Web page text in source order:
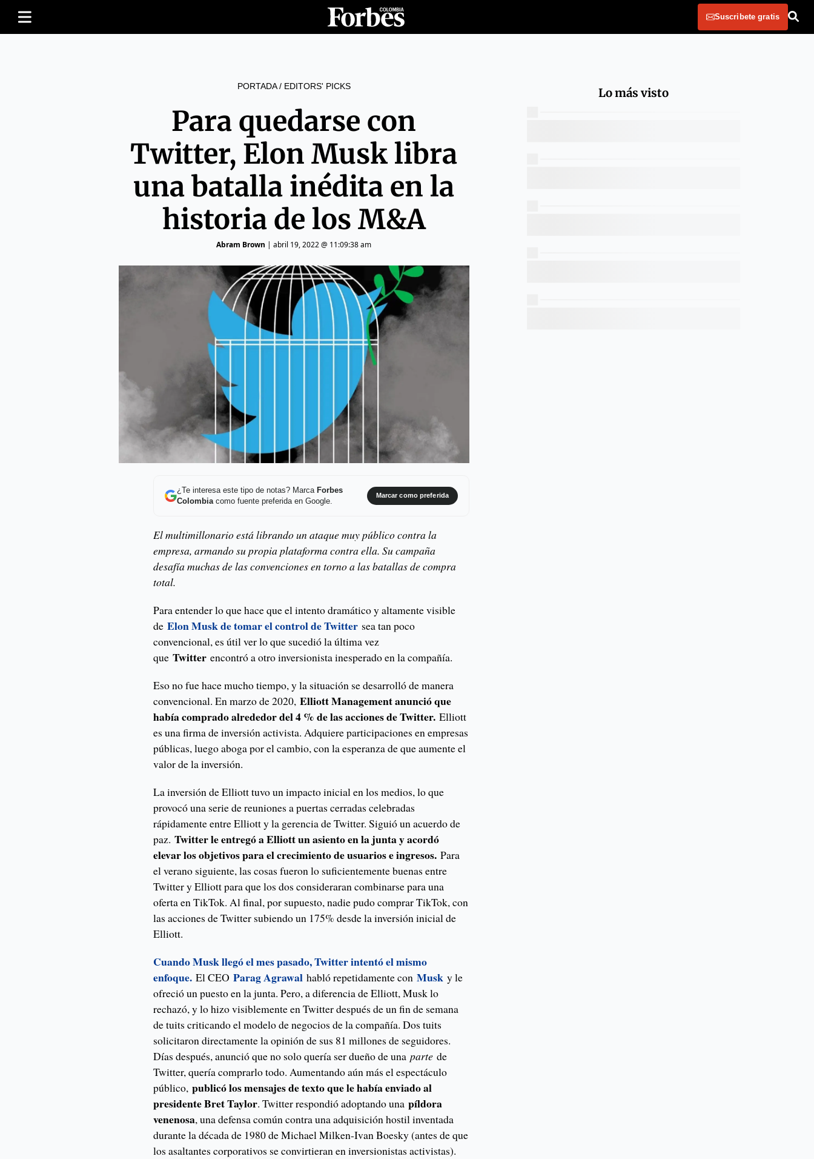
Suscribete gratis
PORTADA/ EDITORS' PICKS
Para quedarse con
Twitter, Elon Musk libra
una batalla inédita en la
historia de los M&A
Abram Brown | abril 19, 2022 @ 11:09:38 am
¿Te interesa este tipo de notas? Marca Forbes
Colombiacomo fuente preferida en Google.
Marcar como preferida
El multimillonario está librando un ataque muy público contra la
empresa, armando su propia plataforma contra ella. Su campaña
desafía muchas de las convenciones en torno a las batallas de compra
total.
Para entender lo que hace que el intento dramático y altamente visible
deElon Musk de tomar el control de Twitter sea tan poco
convencional, es útil ver lo que sucedió la última vez
queTwitter encontró a otro inversionista inesperado en la compañía.
Eso no fue hace mucho tiempo, y la situación se desarrolló de manera
convencional. En marzo de 2020,Elliott Management anunció que
había comprado alrededor del 4 % de las acciones de Twitter. Elliott
es una firma de inversión activista. Adquiere participaciones en empresas
públicas, luego aboga por el cambio, con la esperanza de que aumente el
valor de la inversión.
La inversión de Elliott tuvo un impacto inicial en los medios, lo que
provocó una serie de reuniones a puertas cerradas celebradas
rápidamente entre Elliott y la gerencia de Twitter. Siguió un acuerdo de
paz.Twitter le entregó a Elliott un asiento en la junta y acordó
elevar los objetivos para el crecimiento de usuarios e ingresos.Para
el verano siguiente, las cosas fueron lo suficientemente buenas entre
Twitter y Elliott para que los dos consideraran combinarse para una
oferta en TikTok. Al final, por supuesto, nadie pudo comprar TikTok, con
las acciones de Twitter subiendo un 175% desde la inversión inicial de
Elliott.
Cuando Musk llegó el mes pasado, Twitter intentó el mismo
enfoque. El CEOParag Agrawalhabló repetidamente conMusky le
ofreció un puesto en la junta. Pero, a diferencia de Elliott, Musk lo
rechazó, y lo hizo visiblemente en Twitter después de un fin de semana
de tuits criticando el modelo de negocios de la compañía. Dos tuits
solicitaron directamente la opinión de sus 81 millones de seguidores.
Días después, anunció que no solo quería ser dueño de unaparte de
Twitter, quería comprarlo todo. Aumentando aún más el espectáculo
público,publicó los mensajes de texto que le había enviado al
presidente Bret Taylor. Twitter respondió adoptando unapíldora
venenosa, una defensa común contra una adquisición hostil inventada
durante la década de 1980 de Michael Milken-Ivan Boesky (antes de que
los asaltantes corporativos se convirtieran en inversionistas activistas).
Lo más visto